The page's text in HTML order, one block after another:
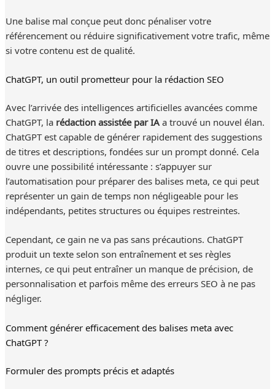
Une balise mal conçue peut donc pénaliser votre
référencement ou réduire significativement votre trafic, même
si votre contenu est de qualité.
ChatGPT, un outil prometteur pour la rédaction SEO
Avec l’arrivée des intelligences artificielles avancées comme
ChatGPT, larédaction assistée par IAa trouvé un nouvel élan.
ChatGPT est capable de générer rapidement des suggestions
de titres et descriptions, fondées sur un prompt donné. Cela
ouvre une possibilité intéressante : s’appuyer sur
l’automatisation pour préparer des balises meta, ce qui peut
représenter un gain de temps non négligeable pour les
indépendants, petites structures ou équipes restreintes.
Cependant, ce gain ne va pas sans précautions. ChatGPT
produit un texte selon son entraînement et ses règles
internes, ce qui peut entraîner un manque de précision, de
personnalisation et parfois même des erreurs SEO à ne pas
négliger.
Comment générer efficacement des balises meta avec
ChatGPT ?
Formuler des prompts précis et adaptés